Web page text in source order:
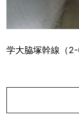
学大脇塚幹線（